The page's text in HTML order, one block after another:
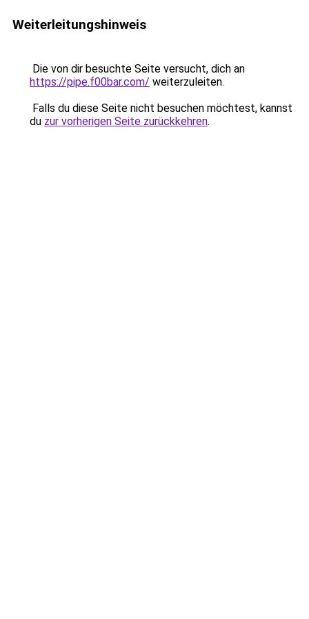
Weiterleitungshinweis
Die von dir besuchte Seite versucht, dich an
https://pipe.f00bar.com/ weiterzuleiten.
Falls du diese Seite nicht besuchen möchtest, kannst
du zur vorherigen Seite zurückkehren.